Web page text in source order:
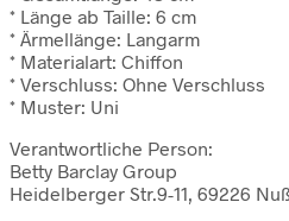
* Länge ab Taille: 6 cm
* Ärmellänge: Langarm
* Materialart: Chiffon
* Verschluss: Ohne Verschluss
* Muster: Uni
Verantwortliche Person:
Betty Barclay Group
Heidelberger Str.9-11, 69226